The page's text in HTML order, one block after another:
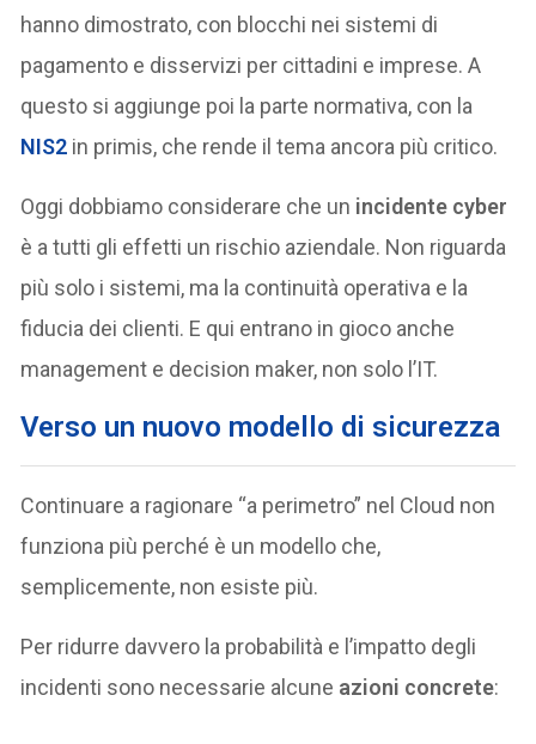
hanno dimostrato, con blocchi nei sistemi di
pagamento e disservizi per cittadini e imprese. A
questo si aggiunge poi la parte normativa, con la
NIS2 in primis, che rende il tema ancora più critico.
Oggi dobbiamo considerare che un incidente cyber
è a tutti gli effetti un rischio aziendale. Non riguarda
più solo i sistemi, ma la continuità operativa e la
fiducia dei clienti. E qui entrano in gioco anche
management e decision maker, non solo l’IT.
Verso un nuovo modello di sicurezza
Continuare a ragionare “a perimetro” nel Cloud non
funziona più perché è un modello che,
semplicemente, non esiste più.
Per ridurre davvero la probabilità e l’impatto degli
incidenti sono necessarie alcune azioni concrete: